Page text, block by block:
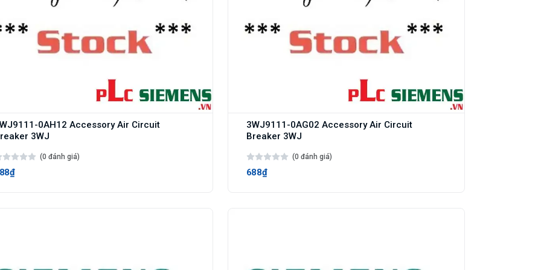
0AH12 Accessory Air Circuit
3WJ
(0 đánh giá)
3WJ9111-0AG02 Accessory Air Circuit
Breaker 3WJ
(0 đánh giá)
688₫